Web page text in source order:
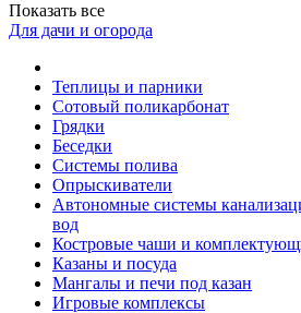
Показать все
Для дачи и огорода
Теплицы и парники
Сотовый поликарбонат
Грядки
Беседки
Системы полива
Опрыскиватели
Автономные системы
вод
Костровые чаши и
Казаны и посуда
Мангалы и печи под казан
Игровые комплексы